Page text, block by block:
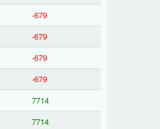
-679
-679
-679
-679
7714
7714